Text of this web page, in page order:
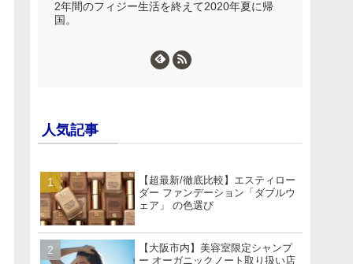
2年間のフィジー生活を終えて2020年夏に帰
国。
人気記事
【超最新/徹底比較】エスティロー
ダー ファンデーション「ダブルウ
ェア」 の色選び
【大阪市内】美容室限定シャンプ
ー オーガニックノート取り扱い店